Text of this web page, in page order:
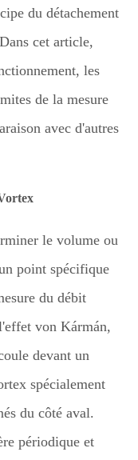
du détachement
cet article,
les
de la mesure
avec d'autres
le volume ou
point spécifique
du débit
von Kármán,
devant un
spécialement
du côté aval.
périodique et